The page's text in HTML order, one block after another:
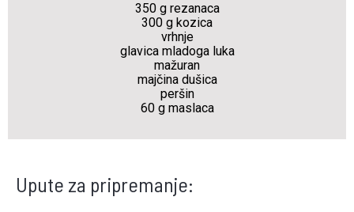
350 g rezanaca
300 g kozica
vrhnje
glavica mladoga luka
mažuran
majčina dušica
peršin
60 g maslaca
Upute za pripremanje: